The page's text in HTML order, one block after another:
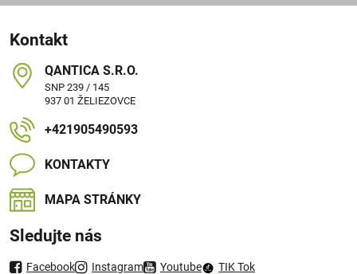
Kontakt
QANTICA S​.R​.O​.
SNP 239 / 145
937 01 ŽELIEZOVCE
+421905490593
KONTAKTY
MAPA STRÁNKY
Sledujte nás
Facebook Instagram Youtube TIK Tok